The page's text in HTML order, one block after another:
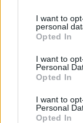
not limited to
grant or deny
use your data
consent section.
I want to
personal
Opted In
I want to
Personal
Opted In
I want to
Personal
Opted In
az Eiffel-
nekik, mire
A cserepeket